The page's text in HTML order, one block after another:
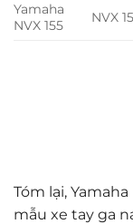
Yamaha
NVX 155
NVX
Tóm lại,
mẫu xe tay ga